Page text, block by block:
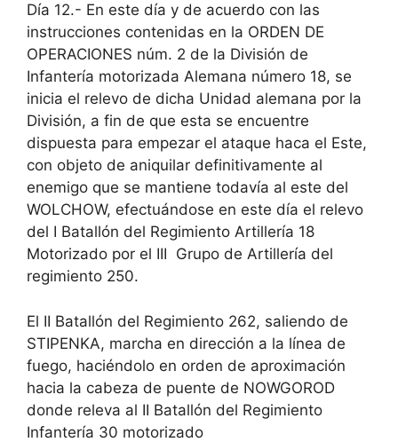
Día 12.- En este día y de acuerdo con las
instrucciones contenidas en la ORDEN DE
OPERACIONES núm. 2 de la División de
Infantería motorizada Alemana número 18, se
inicia el relevo de dicha Unidad alemana por la
División, a fin de que esta se encuentre
dispuesta para empezar el ataque haca el Este,
con objeto de aniquilar definitivamente al
enemigo que se mantiene todavía al este del
WOLCHOW, efectuándose en este día el relevo
del I Batallón del Regimiento Artillería 18
Motorizado por el III Grupo de Artillería del
regimiento 250.
El II Batallón del Regimiento 262, saliendo de
STIPENKA, marcha en dirección a la línea de
fuego, haciéndolo en orden de aproximación
hacia la cabeza de puente de NOWGOROD
donde releva al II Batallón del Regimiento
Infantería 30 motorizado